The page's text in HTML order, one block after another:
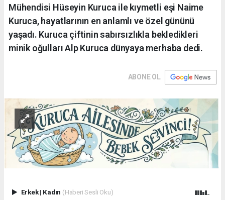
Mühendisi Hüseyin Kuruca ile kıymetli eşi Naime
Kuruca, hayatlarının en anlamlı ve özel gününü
yaşadı. Kuruca çiftinin sabırsızlıkla bekledikleri
minik oğulları Alp Kuruca dünyaya merhaba dedi.
ABONE OL
Erkek| Kadın (Haberi Sesli Oku)